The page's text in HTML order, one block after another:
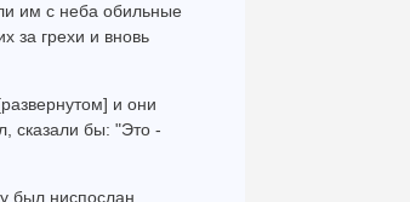
им с неба обильные
за грехи и вновь
и они
сказали бы: "Это -
был ниспослан